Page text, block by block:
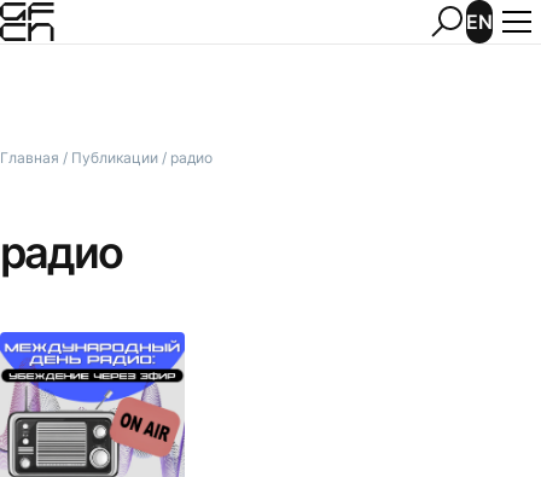
EN
Главная / Публикации / радио
радио